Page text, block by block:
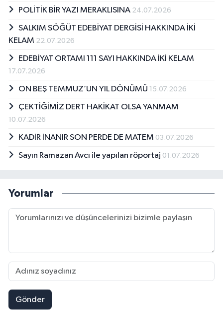
POLİTİK BİR YAZI MERAKLISINA 24.07.2026
SALKIM SÖĞÜT EDEBİYAT DERGİSİ HAKKINDA İKİ
KELAM 22.07.2026
EDEBİYAT ORTAMI 111 SAYI HAKKINDA İKİ KELAM
17.07.2026
ON BEŞ TEMMUZ’UN YIL DÖNÜMÜ 15.07.2026
ÇEKTİĞİMİZ DERT HAKİKAT OLSA YANMAM
10.07.2026
KADİR İNANIR SON PERDE DE MATEM 03.07.2026
Sayın Ramazan Avcı ile yapılan röportaj 01.07.2026
Yorumlar
Gönder